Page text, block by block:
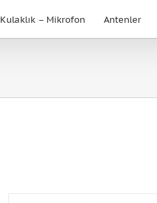
Kulaklık – Mikrofon Antenler